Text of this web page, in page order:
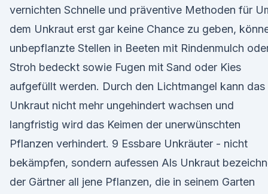
vernichten Schnelle und präventive Methoden für
dem Unkraut erst gar keine Chance zu geben,
unbepflanzte Stellen in Beeten mit Rindenmulch
Stroh bedeckt sowie Fugen mit Sand oder Kies
aufgefüllt werden. Durch den Lichtmangel kann das
Unkraut nicht mehr ungehindert wachsen und
langfristig wird das Keimen der unerwünschten
Pflanzen verhindert. 9 Essbare Unkräuter - nicht
bekämpfen, sondern aufessen Als Unkraut
der Gärtner all jene Pflanzen, die in seinem Garten